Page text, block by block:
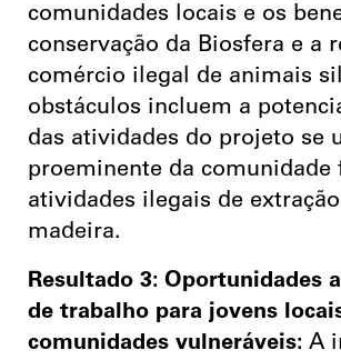
comunidades locais e os
conservação da Biosfera e a
comércio ilegal de animais
obstáculos incluem a
das atividades do projeto se
proeminente da comunidade
atividades ilegais de
madeira.
Resultado 3: Oportunidades
de trabalho para jovens
comunidades vulneráveis: A